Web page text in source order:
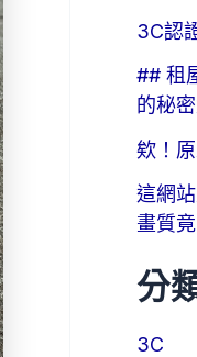
3C認
## 租
的秘密
欸！
這網
畫質
分
3C